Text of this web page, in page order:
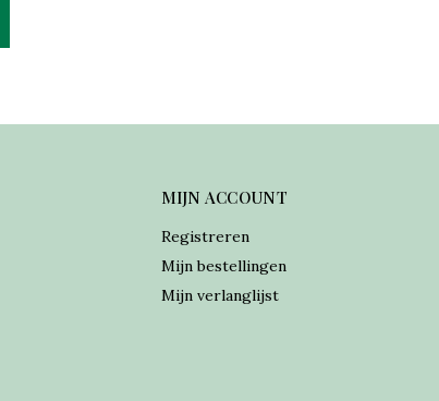
MIJN ACCOUNT
Registreren
Mijn bestellingen
Mijn verlanglijst